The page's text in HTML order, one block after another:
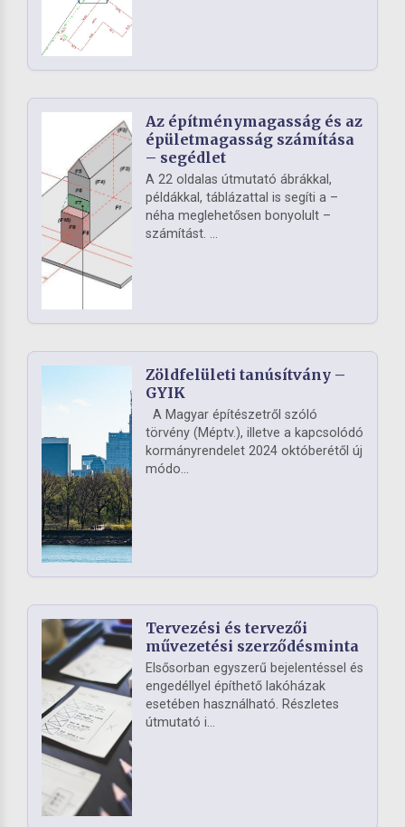
Az építménymagasság és az
épületmagasság számítása
– segédlet
A 22 oldalas útmutató ábrákkal,
példákkal, táblázattal is segíti a –
néha meglehetősen bonyolult –
számítást. ...
Zöldfelületi tanúsítvány –
GYIK
A Magyar építészetről szóló
törvény (Méptv.), illetve a kapcsolódó
kormányrendelet 2024 októberétől új
módo...
Tervezési és tervezői
művezetési szerződésminta
Elsősorban egyszerű bejelentéssel és
engedéllyel építhető lakóházak
esetében használható. Részletes
útmutató i...